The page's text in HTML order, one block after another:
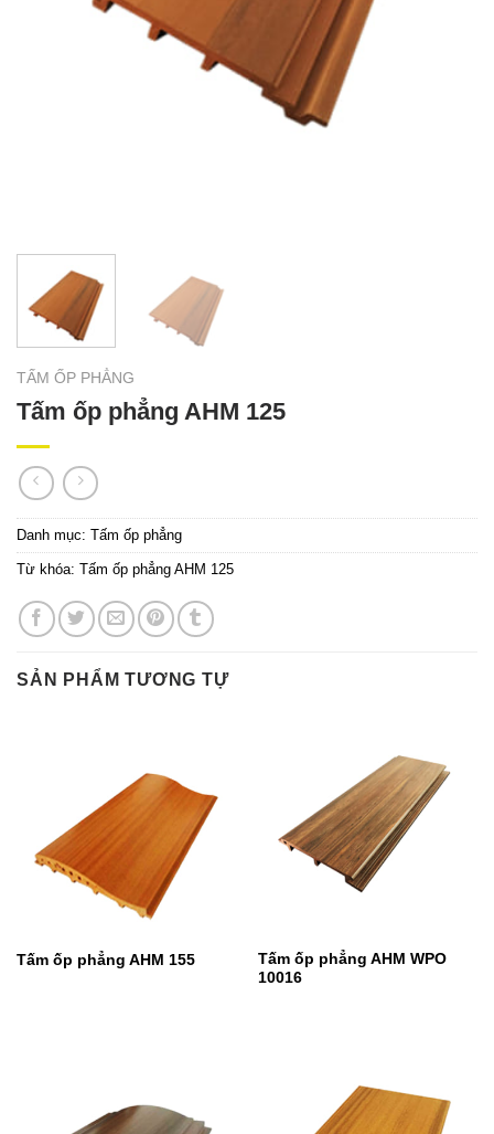
TẤM ỐP PHẲNG
Tấm ốp phẳng AHM 125
Danh mục: Tấm ốp phẳng
Từ khóa: Tấm ốp phẳng AHM 125
SẢN PHẨM TƯƠNG TỰ
Tấm ốp phẳng AHM 155
Tấm ốp phẳng AHM WPO
10016